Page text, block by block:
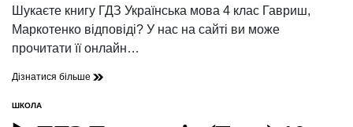
час
читання
Шукаєте книгу ГДЗ Українська мова 4 клас Гавриш,
Маркотенко відповіді? У нас на сайті ви може
прочитати її онлайн…
Дізнатися більше
ОПУБЛІКУВАТИ
У
ШКОЛА